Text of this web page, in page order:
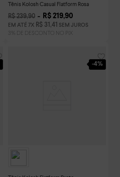
Tênis Kolosh Casual Flatform Rosa
R$ 239,90 R$ 219,90
EM ATÉ 7X R$ 31 ,41 SEM JUROS
-4%